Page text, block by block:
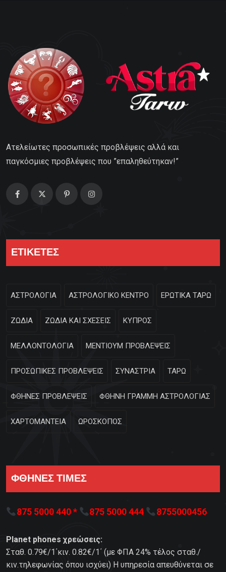
Ατελείωτες προσωπικές προβλέψεις αλλά και
παγκόσμιες προβλέψεις που ”επαληθεύτηκαν!”
ΕΤΙΚΕΤΕΣ
ΑΣΤΡΟΛΟΓΙΑ ΑΣΤΡΟΛΟΓΙΚΟ ΚΕΝΤΡΟ ΕΡΩΤΙΚΑ ΤΑΡΩ
ΖΩΔΙΑ ΖΩΔΙΑ ΚΑΙ ΣΧΕΣΕΙΣ ΚΥΠΡΟΣ
ΜΕΛΛΟΝΤΟΛΟΓΙΑ ΜΕΝΤΙΟΥΜ ΠΡΟΒΛΕΨΕΙΣ
ΠΡΟΣΩΠΙΚΕΣ ΠΡΟΒΛΕΨΕΙΣ ΣΥΝΑΣΤΡΙΑ ΤΑΡΩ
ΦΘΗΝΕΣ ΠΡΟΒΛΕΨΕΙΣ ΦΘΗΝΗ ΓΡΑΜΜΗ ΑΣΤΡΟΛΟΓΙΑΣ
ΧΑΡΤΟΜΑΝΤΕΙΑ ΩΡΟΣΚΟΠΟΣ
ΦΘΗΝΕΣ ΤΙΜΕΣ
875 5000 440 * 875 5000 444 8755000456
Planet phones χρεώσεις:
Σταθ. 0.79€/1΄κιν. 0.82€/1΄ (με ΦΠΑ 24% τέλος σταθ./
κιν.τηλεφωνίας όπου ισχύει) Η υπηρεσία απευθύνεται σε